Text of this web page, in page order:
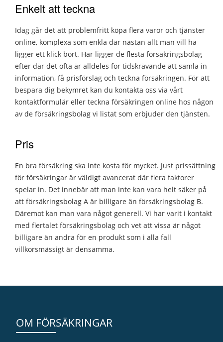
Enkelt att teckna
Idag går det att problemfritt köpa flera varor och tjänster
online, komplexa som enkla där nästan allt man vill ha
ligger ett klick bort. Här ligger de flesta försäkringsbolag
efter där det ofta är alldeles för tidskrävande att samla in
information, få prisförslag och teckna försäkringen. För att
bespara dig bekymret kan du kontakta oss via vårt
kontaktformulär eller teckna försäkringen online hos någon
av de försäkringsbolag vi listat som erbjuder den tjänsten.
Pris
En bra försäkring ska inte kosta för mycket. Just prissättning
för försäkringar är väldigt avancerat där flera faktorer
spelar in. Det innebär att man inte kan vara helt säker på
att försäkringsbolag A är billigare än försäkringsbolag B.
Däremot kan man vara något generell. Vi har varit i kontakt
med flertalet försäkringsbolag och vet att vissa är något
billigare än andra för en produkt som i alla fall
villkorsmässigt är densamma.
OM FÖRSÄKRINGAR